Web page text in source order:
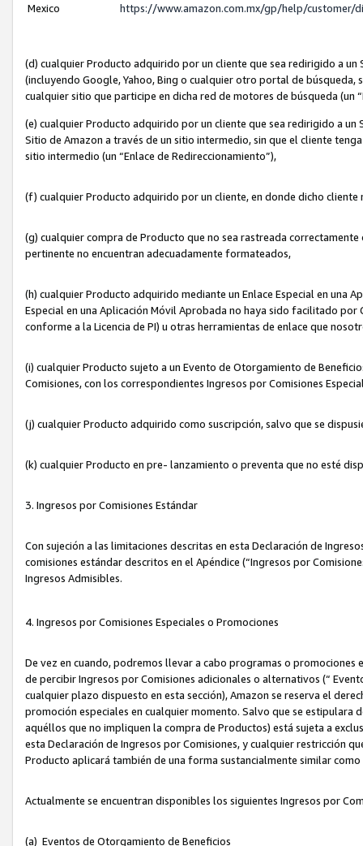
Mexico
https://www.amazon.com.mx/gp/help/customer/
(d) cualquier Producto adquirido por un cliente que sea redirigido a
(incluyendo Google, Yahoo, Bing o cualquier otro portal de
cualquier sitio que participe en dicha red de motores de búsqueda (un
(e) cualquier Producto adquirido por un cliente que sea redirigido a un
Sitio de Amazon a través de un sitio intermedio, sin que el cliente
sitio intermedio (un “Enlace de Redireccionamiento”),
(f) cualquier Producto adquirido por un cliente, en donde dicho
(g) cualquier compra de Producto que no sea rastreada
pertinente no encuentran adecuadamente formateados,
(h) cualquier Producto adquirido mediante un Enlace Especial en una
Especial en una Aplicación Móvil Aprobada no haya sido facilitado
conforme a la Licencia de PI) u otras herramientas de enlace que
(i) cualquier Producto sujeto a un Evento de Otorgamiento de
Comisiones, con los correspondientes Ingresos por Comisiones
(j) cualquier Producto adquirido como suscripción, salvo que se
(k) cualquier Producto en pre- lanzamiento o preventa que no esté
3. Ingresos por Comisiones Estándar
Con sujeción a las limitaciones descritas en esta Declaración de
comisiones estándar descritos en el Apéndice (“Ingresos por
Ingresos Admisibles.
4. Ingresos por Comisiones Especiales o Promociones
De vez en cuando, podremos llevar a cabo programas o
de percibir Ingresos por Comisiones adicionales o alternativos (“
cualquier plazo dispuesto en esta sección), Amazon se reserva el
promoción especiales en cualquier momento. Salvo que se
aquéllos que no impliquen la compra de Productos) está sujeta a
esta Declaración de Ingresos por Comisiones, y cualquier restricción
Producto aplicará también de una forma sustancialmente similar
Actualmente se encuentran disponibles los siguientes Ingresos por
(a) Eventos de Otorgamiento de Beneficios